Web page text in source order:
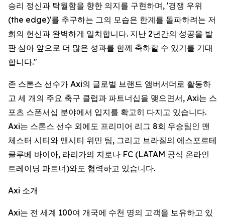
승리 정신과 탁월함을 향한 의지를 구현하며, '경쟁 우위
(the edge)'를 추구하는 그의 모습은 한계를 돌파하려는 저
희의 헌신과 완벽하게 일치합니다. 지난 2년간의 성공을 발
판 삼아 앞으로 더 많은 성과를 함께 축하할 수 있기를 기대
합니다."
존 스톤스 선수가 Axi의 글로벌 브랜드 앰버서더로 활동하
고 세 개의 주요 축구 클럽과 파트너십을 맺으면서, Axi는 스
포츠 스폰서십 분야에서 입지를 확고히 다지고 있습니다.
Axi는 스톤스 선수 외에도 프리미어 리그 8회 우승팀인 맨
체스터 시티와 맨시티 위민 팀, 그리고 브라질의 에스포르테
클루베 바이아, 라리가의 지로나 FC (LATAM 공식 온라인
트레이딩 파트너)와도 협력하고 있습니다.
Axi 소개
Axi는 전 세계 100여 개국에 수천 명의 고객을 보유하고 있